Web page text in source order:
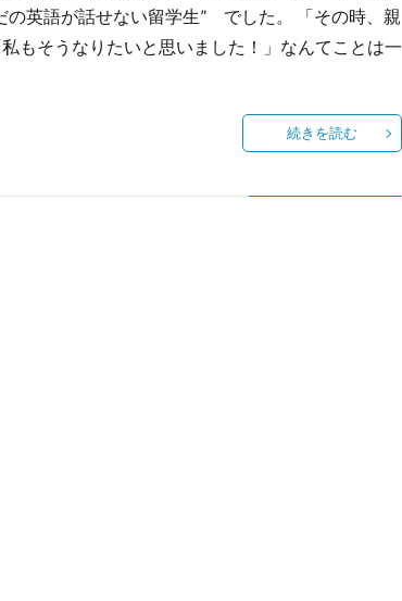
英語が話せない留学生” でした。 「その時、親
もそうなりたいと思いました！」なんてことは一
続きを読む